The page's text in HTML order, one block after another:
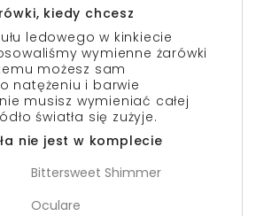
kiedy chcesz
ledowego w kinkiecie
wymienne żarówki
możesz sam
natężeniu i barwie
musisz wymieniać całej
światła się zużyje.
nie jest w komplecie
Bittersweet Shimmer
Oculare